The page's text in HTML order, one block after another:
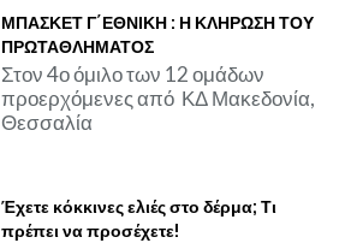
ΜΠΑΣΚΕΤ Γ΄ΕΘΝΙΚΗ : Η ΚΛΗΡΩΣΗ ΤΟΥ
ΠΡΩΤΑΘΛΗΜΑΤΟΣ
Στον 4ο όμιλο των 12 ομάδων
προερχόμενες από ΚΔ Μακεδονία,
Θεσσαλία
Έχετε κόκκινες ελιές στο δέρμα; Τι
πρέπει να προσέχετε!